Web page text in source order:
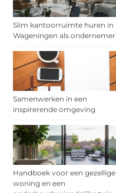
Slim kantoorruimte huren in
Wageningen als ondernemer
Samenwerken in een
inspirerende omgeving
Handboek voor een gezellige
woning en een